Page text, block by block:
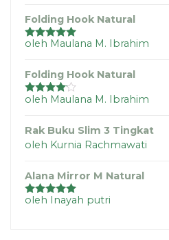
Folding Hook Natural
Dinilai5 dari
oleh Maulana M. Ibrahim
Folding Hook Natural
Dinilai4
oleh Maulana M. Ibrahim
Rak Buku Slim 3 Tingkat
oleh Kurnia Rachmawati
Alana Mirror M Natural
Dinilai 5dari
oleh Inayah putri